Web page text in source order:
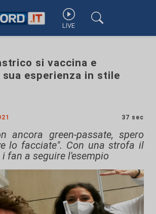
LIVE
si vaccina e
esperienza in stile
37 sec
ancora green-passate, spero
lo facciate". Con una strofa il
fan a seguire l'esempio